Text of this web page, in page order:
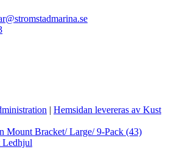
| Hemsidan levereras av Kust
Bracket/ Large/ 9-Pack (43)